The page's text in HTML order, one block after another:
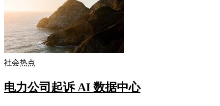
社会热点
电力公司起诉 AI 数据中心